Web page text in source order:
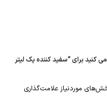
کنید برای “سفید کننده یک لیتر
موردنیاز علامت‌گذاری